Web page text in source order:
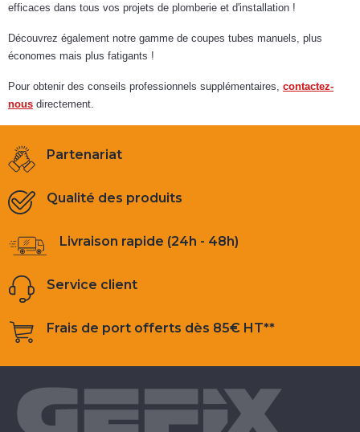
efficaces dans tous vos projets de plomberie et d'installation !
Découvrez également notre gamme de coupes tubes manuels, plus
économes mais plus fatigants !
Pour obtenir des conseils professionnels supplémentaires, contactez-
nous directement.
Partenariat
Qualité des produits
Livraison rapide (24h - 48h)
Service client
Frais de port offerts dès 85€ HT**